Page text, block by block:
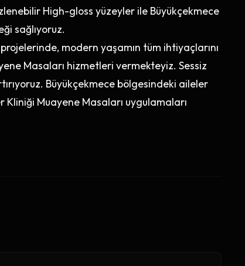
High-gloss yüzeyler ile Büyükçekmece
sağlıyoruz.
modern yaşamın tüm ihtiyaçlarını
Masaları hizmetleri vermekteyiz. Sessiz
Büyükçekmece bölgesindeki aileler
Muayene Masaları uygulamaları